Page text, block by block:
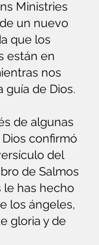
Ministries
un nuevo
que los
están en
nos
guía de Dios.
de algunas
confirmó
del
de Salmos
le has hecho
los ángeles,
gloria y de